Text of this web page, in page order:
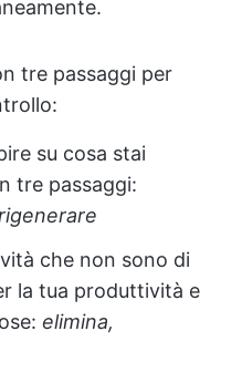
tre passaggi per
su cosa stai
tre passaggi:
che non sono di
la tua produttività e
elimina,